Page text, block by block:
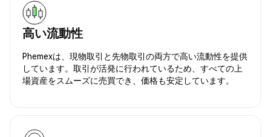
高い流動性
Phemexは、現物取引と先物取引の両方で高い流動性を提供
しています。取引が活発に行われているため、すべての上
場資産をスムーズに売買でき、価格も安定しています。